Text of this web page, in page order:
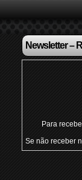
Newsletter –
Para
Se não receber